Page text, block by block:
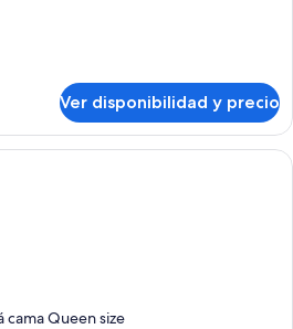
Ver disponibilidad y precio
Una habitación de hotel moderna
cama Queen size